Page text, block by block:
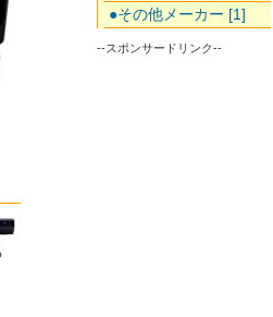
●その他メーカー [1]
--スポンサードリンク--